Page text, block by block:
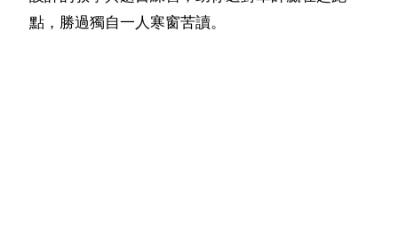
點，勝過獨自一人寒窗苦讀。